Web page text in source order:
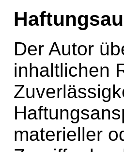
Der Autor
inhaltlichen
materieller